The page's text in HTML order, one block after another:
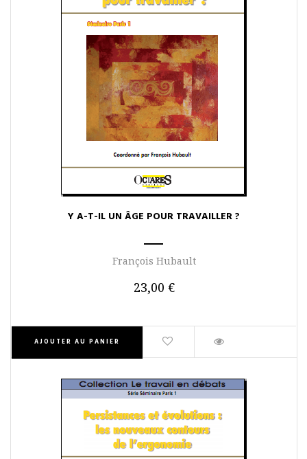
AJOUTER AU PANIER
Y A-T-IL UN ÂGE POUR TRAVAILLER ?
François Hubault
23,00 €